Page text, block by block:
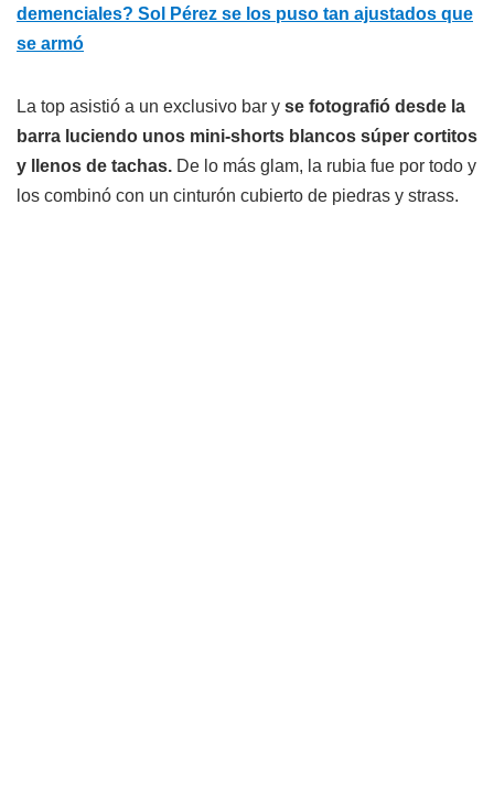
demenciales? Sol Pérez se los puso tan ajustados que
se armó
La top asistió a un exclusivo bar y se fotografió desde la
barra luciendo unos mini-shorts blancos súper cortitos
y llenos de tachas. De lo más glam, la rubia fue por todo y
los combinó con un cinturón cubierto de piedras y strass.